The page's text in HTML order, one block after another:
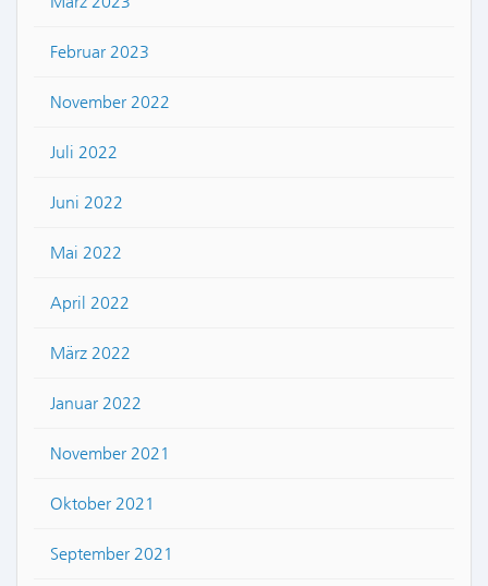
Februar 2023
November 2022
Juli 2022
Juni 2022
Mai 2022
April 2022
März 2022
Januar 2022
November 2021
Oktober 2021
September 2021